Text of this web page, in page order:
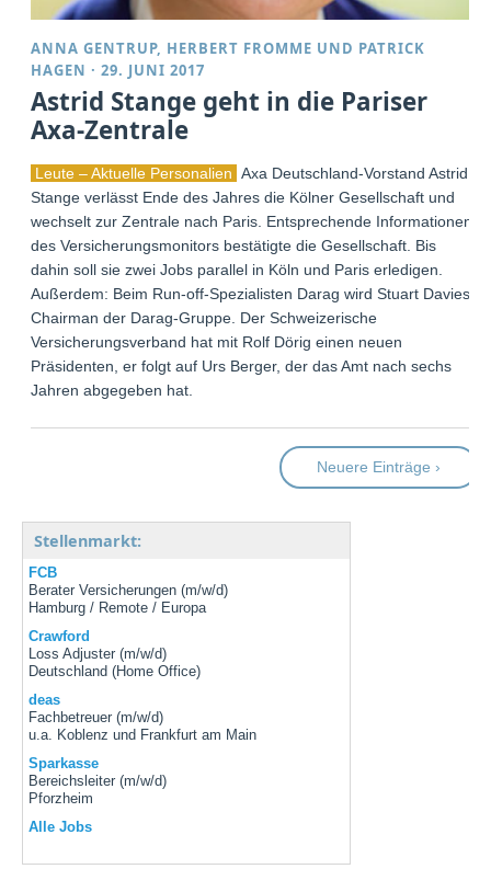
ANNA GENTRUP, HERBERT FROMME UND PATRICK
HAGEN ·29. JUNI 2017
Astrid Stange geht in die Pariser
Axa-Zentrale
Leute – Aktuelle Personalien Axa Deutschland-Vorstand Astrid
Stange verlässt Ende des Jahres die Kölner Gesellschaft und
wechselt zur Zentrale nach Paris. Entsprechende Informationen
des Versicherungsmonitors bestätigte die Gesellschaft. Bis
dahin soll sie zwei Jobs parallel in Köln und Paris erledigen.
Außerdem: Beim Run-off-Spezialisten Darag wird Stuart Davies
Chairman der Darag-Gruppe. Der Schweizerische
Versicherungsverband hat mit Rolf Dörig einen neuen
Präsidenten, er folgt auf Urs Berger, der das Amt nach sechs
Jahren abgegeben hat.
Neuere Einträge ›
Stellenmarkt:
FCB
Berater Versicherungen (m/w/d)
Hamburg / Remote / Europa
Crawford
Loss Adjuster (m/w/d)
Deutschland (Home Office)
deas
Fachbetreuer (m/w/d)
u.a. Koblenz und Frankfurt am Main
Sparkasse
Bereichsleiter (m/w/d)
Pforzheim
Alle Jobs